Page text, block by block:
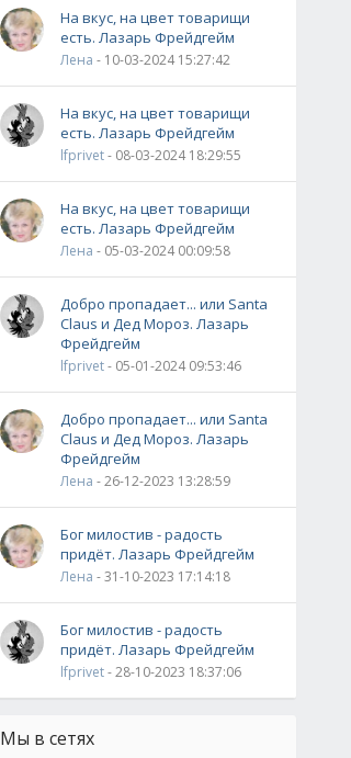
На вкус, на цвет товарищи
есть. Лазарь Фрейдгейм
Лена - 10-03-2024 15:27:42
На вкус, на цвет товарищи
есть. Лазарь Фрейдгейм
lfprivet- 08-03-2024 18:29:55
На вкус, на цвет товарищи
есть. Лазарь Фрейдгейм
Лена - 05-03-2024 00:09:58
Добро пропадает... или Santa
Claus и Дед Мороз. Лазарь
Фрейдгейм
lfprivet- 05-01-2024 09:53:46
Добро пропадает... или Santa
Claus и Дед Мороз. Лазарь
Фрейдгейм
Лена - 26-12-2023 13:28:59
Бог милостив - радость
придёт. Лазарь Фрейдгейм
Лена - 31-10-2023 17:14:18
Бог милостив - радость
придёт. Лазарь Фрейдгейм
lfprivet- 28-10-2023 18:37:06
Мы в сетях